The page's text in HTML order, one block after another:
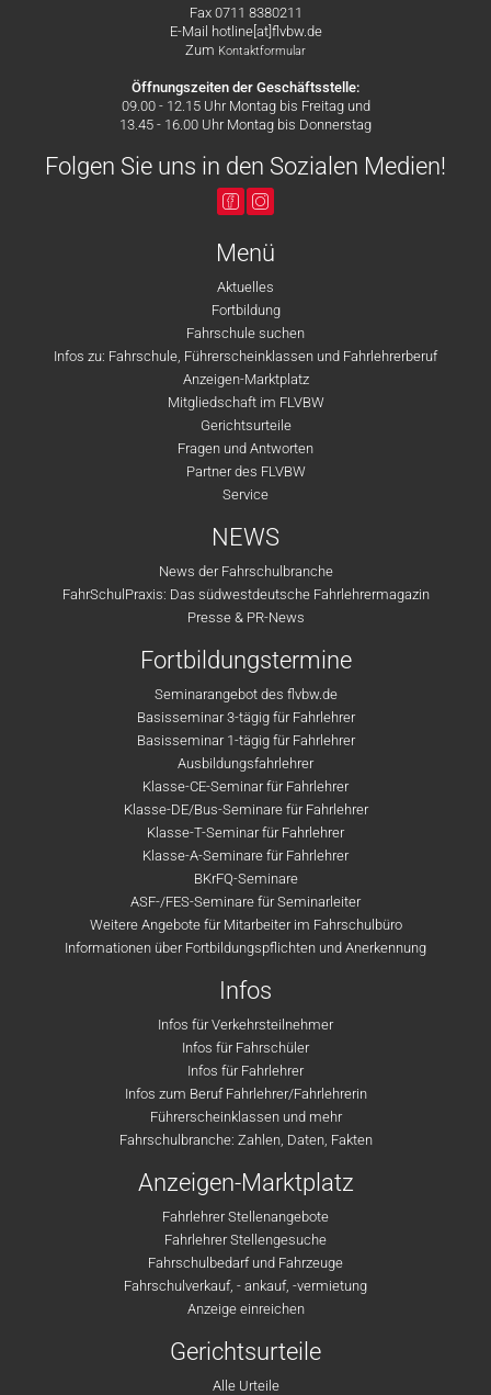
Fax 0711 8380211
E-Mail hotline[at]flvbw.de
Zum Kontaktformular
Öffnungszeiten der Geschäftsstelle:
09.00 - 12.15 Uhr Montag bis Freitag und
13.45 - 16.00 Uhr Montag bis Donnerstag
Folgen Sie uns in den Sozialen Medien!
Menü
Aktuelles
Fortbildung
Fahrschule suchen
Infos zu: Fahrschule, Führerscheinklassen und Fahrlehrerberuf
Anzeigen-Marktplatz
Mitgliedschaft im FLVBW
Gerichtsurteile
Fragen und Antworten
Partner des FLVBW
Service
NEWS
News der Fahrschulbranche
FahrSchulPraxis: Das südwestdeutsche Fahrlehrermagazin
Presse & PR-News
Fortbildungstermine
Seminarangebot des flvbw.de
Basisseminar 3-tägig für Fahrlehrer
Basisseminar 1-tägig für Fahrlehrer
Ausbildungsfahrlehrer
Klasse-CE-Seminar für Fahrlehrer
Klasse-DE/Bus-Seminare für Fahrlehrer
Klasse-T-Seminar für Fahrlehrer
Klasse-A-Seminare für Fahrlehrer
BKrFQ-Seminare
ASF-/FES-Seminare für Seminarleiter
Weitere Angebote für Mitarbeiter im Fahrschulbüro
Informationen über Fortbildungspflichten und Anerkennung
Infos
Infos für Verkehrsteilnehmer
Infos für Fahrschüler
Infos für Fahrlehrer
Infos zum Beruf Fahrlehrer/Fahrlehrerin
Führerscheinklassen und mehr
Fahrschulbranche: Zahlen, Daten, Fakten
Anzeigen-Marktplatz
Fahrlehrer Stellenangebote
Fahrlehrer Stellengesuche
Fahrschulbedarf und Fahrzeuge
Fahrschulverkauf, - ankauf, -vermietung
Anzeige einreichen
Gerichtsurteile
Alle Urteile